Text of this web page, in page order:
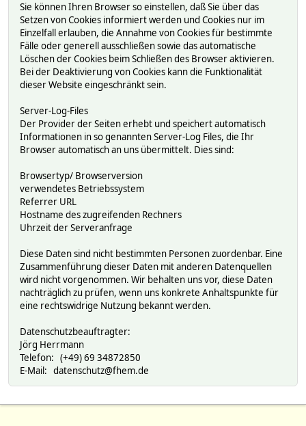
Sie können Ihren Browser so einstellen, daß Sie über das
Setzen von Cookies informiert werden und Cookies nur im
Einzelfall erlauben, die Annahme von Cookies für bestimmte
Fälle oder generell ausschließen sowie das automatische
Löschen der Cookies beim Schließen des Browser aktivieren.
Bei der Deaktivierung von Cookies kann die Funktionalität
dieser Website eingeschränkt sein.
Server-Log-Files
Der Provider der Seiten erhebt und speichert automatisch
Informationen in so genannten Server-Log Files, die Ihr
Browser automatisch an uns übermittelt. Dies sind:
Browsertyp/ Browserversion
verwendetes Betriebssystem
Referrer URL
Hostname des zugreifenden Rechners
Uhrzeit der Serveranfrage
Diese Daten sind nicht bestimmten Personen zuordenbar. Eine
Zusammenführung dieser Daten mit anderen Datenquellen
wird nicht vorgenommen. Wir behalten uns vor, diese Daten
nachträglich zu prüfen, wenn uns konkrete Anhaltspunkte für
eine rechtswidrige Nutzung bekannt werden.
Datenschutzbeauftragter:
Jörg Herrmann
Telefon: (+49) 69 34872850
E-Mail: datenschutz@fhem.de